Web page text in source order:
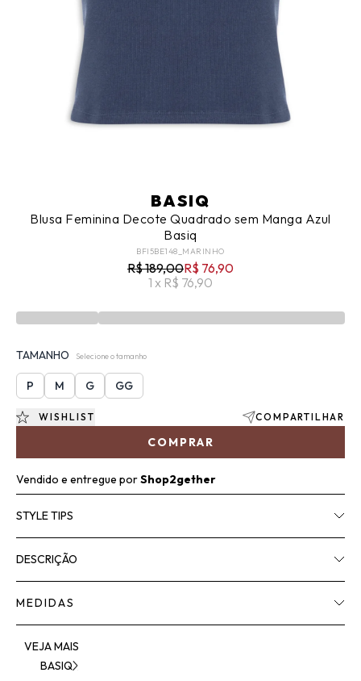
BASIQ
Blusa Feminina Decote Quadrado sem Manga Azul
Basiq
BFI5BE148_MARINHO
R$ 189,00R$ 76,90
1 x R$ 76,90
TAMANHO Selecione o tamanho
P M G GG
COMPRAR
WISHLIST COMPARTILHAR
Vendido e entregue porShop2gether
STYLE TIPS
DESCRIÇÃO
MEDIDAS
VEJA MAIS
BASIQ